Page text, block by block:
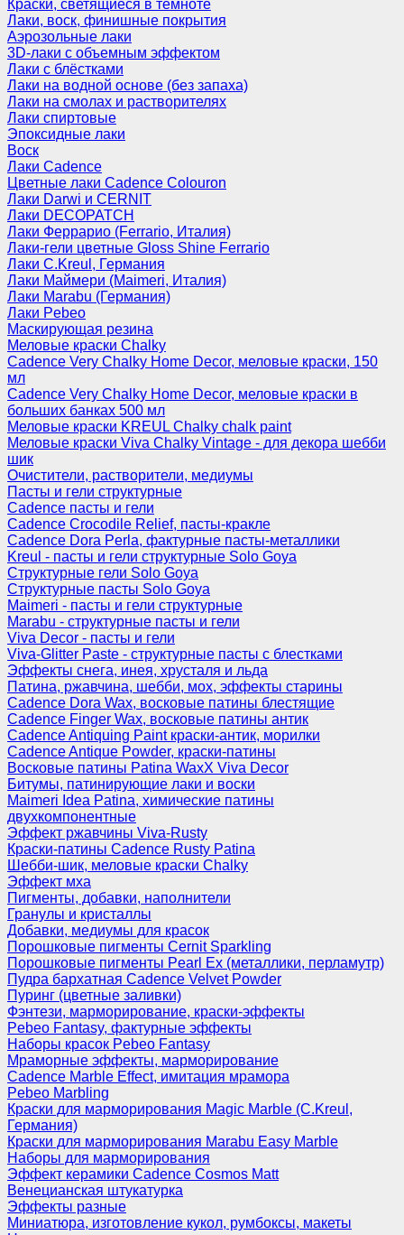
Краски, светящиеся в темноте
Лаки, воск, финишные покрытия
Аэрозольные лаки
3D-лаки с объемным эффектом
Лаки с блёстками
Лаки на водной основе (без запаха)
Лаки на смолах и растворителях
Лаки спиртовые
Эпоксидные лаки
Воск
Лаки Cadence
Цветные лаки Cadence Colouron
Лаки Darwi и CERNIT
Лаки DECOPATCH
Лаки Феррарио (Ferrario, Италия)
Лаки-гели цветные Gloss Shine Ferrario
Лаки C.Kreul, Германия
Лаки Маймери (Maimeri, Италия)
Лаки Marabu (Германия)
Лаки Pebeo
Маскирующая резина
Меловые краски Chalky
Cadence Very Chalky Home Decor, меловые краски, 150
мл
Cadence Very Chalky Home Decor, меловые краски в
больших банках 500 мл
Меловые краски KREUL Chalky chalk paint
Меловые краски Viva Chalky Vintage - для декора шебби
шик
Очистители, растворители, медиумы
Пасты и гели структурные
Cadence пасты и гели
Cadence Crocodile Relief, пасты-кракле
Cadence Dora Perla, фактурные пасты-металлики
Kreul - пасты и гели структурные Solo Goya
Структурные гели Solo Goya
Структурные пасты Solo Goya
Maimeri - пасты и гели структурные
Marabu - структурные пасты и гели
Viva Decor - пасты и гели
Viva-Glitter Paste - структурные пасты с блестками
Эффекты снега, инея, хрусталя и льда
Патина, ржавчина, шебби, мох, эффекты старины
Cadence Dora Wax, восковые патины блестящие
Cadence Finger Wax, восковые патины антик
Сadence Antiquing Paint краски-антик, морилки
Cadence Antique Powder, краски-патины
Восковые патины Patina WaxX Viva Decor
Битумы, патинирующие лаки и воски
Maimeri Idea Patina, химические патины
двухкомпонентные
Эффект ржавчины Viva-Rusty
Краски-патины Cadence Rusty Patina
Шебби-шик, меловые краски Chalky
Эффект мха
Пигменты, добавки, наполнители
Гранулы и кристаллы
Добавки, медиумы для красок
Порошковые пигменты Cernit Sparkling
Порошковые пигменты Pearl Ex (металлики, перламутр)
Пудра бархатная Cadence Velvet Powder
Пуринг (цветные заливки)
Фэнтези, марморирование, краски-эффекты
Pebeo Fantasy, фактурные эффекты
Наборы красок Pebeo Fantasy
Мраморные эффекты, марморирование
Cadence Marble Effect, имитация мрамора
Pebeo Marbling
Краски для марморирования Magic Marble (C.Kreul,
Германия)
Краски для марморирования Marabu Easy Marble
Наборы для марморирования
Эффект керамики Cadence Cosmos Matt
Венецианская штукатурка
Эффекты разные
Миниатюра, изготовление кукол, румбоксы, макеты